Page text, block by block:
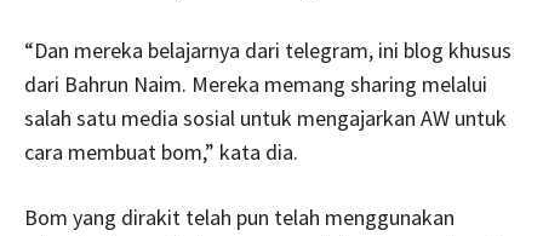
“Dan mereka belajarnya dari telegram, ini blog khusus
dari Bahrun Naim. Mereka memang sharing melalui
salah satu media sosial untuk mengajarkan AW untuk
cara membuat bom,” kata dia.
Bom yang dirakit telah pun telah menggunakan